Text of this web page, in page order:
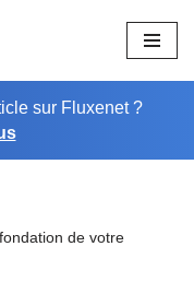
sur Fluxenet ?
de votre